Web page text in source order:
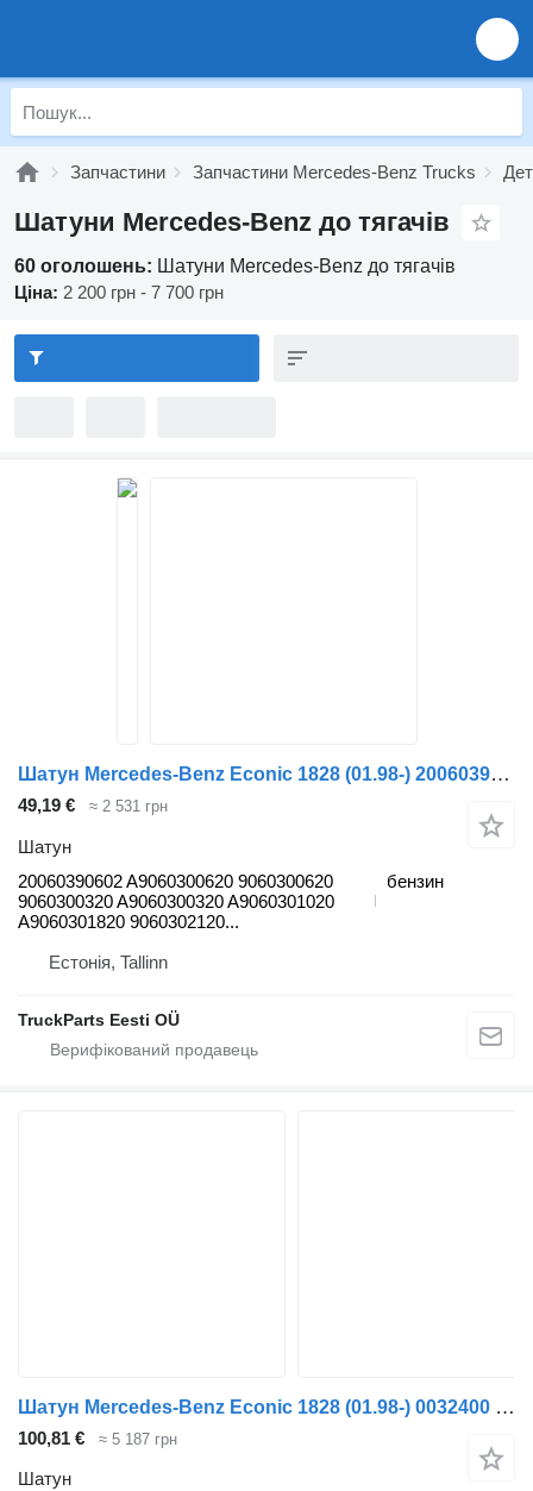
Запчастини Запчастини Mercedes-Benz Trucks
Шатуни Mercedes-Benz до тягачів
60 оголошень: Шатуни Mercedes-Benz до тягачів
Ціна: 2 200 грн - 7 700 грн
Шатун Mercedes-Benz Econic 1828 (01.98-) 20060390602 до тягача Mercedes-Benz Econic (1998-2014)
49,19 € ≈ 2 531 грн
Шатун
20060390602 A9060300620 9060300620
9060300320 A9060300320 A9060301020
A9060301820 9060302120...
бензин
Естонія, Tallinn
TruckParts Eesti OÜ
Шатун Mercedes-Benz Econic 1828 (01.98-) 0032400 до тягача Mercedes-Benz Econic (1998-2014)
100,81 € ≈ 5 187 грн
Шатун